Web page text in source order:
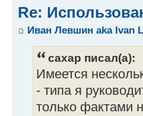
Re:
Иван Левшин aka Ivan
caxap писал(а):
Имеется
- типа я
только фактами